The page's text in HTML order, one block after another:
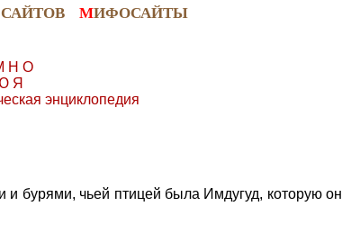
МИФОСАЙТЫ
Н О
Я
энциклопедия
бурями, чьей птицей была Имдугуд, которую он